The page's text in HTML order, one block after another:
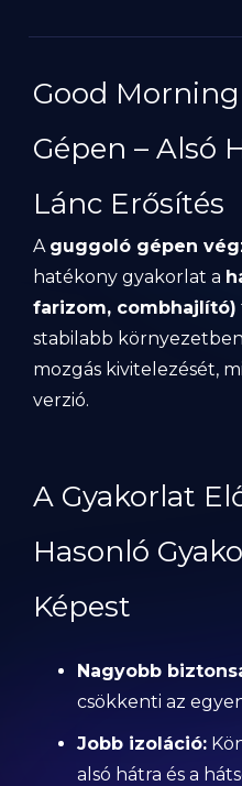
Good
Gépen – Alsó
Lánc Erősítés
A guggoló gépen
hatékony gyakorlat a
farizom, combhajlító)
stabilabb
mozgás kivitelezését,
verzió.
A Gyakorlat
Hasonló
Képest
Nagyobb
csökkenti az
Jobb izoláció:
alsó hátra és a